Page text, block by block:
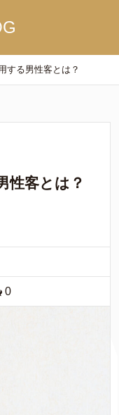
する男性客とは？
性客とは？
0